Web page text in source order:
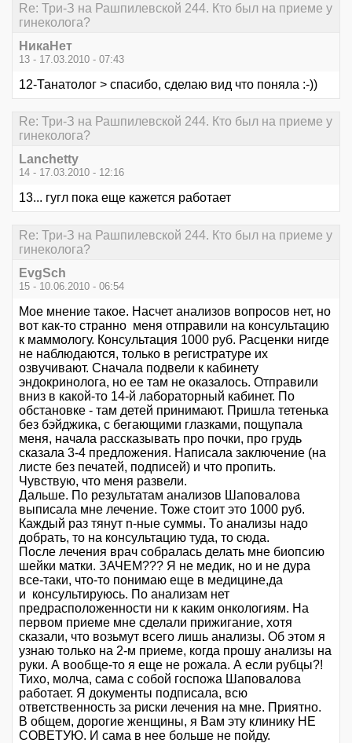
Re: Три-З на Рашпилевской 244. Кто был на приеме у
гинеколога?
НикаНет
13 - 17.03.2010 - 07:43
12-Танатолог > спасибо, сделаю вид что поняла :-))
Re: Три-З на Рашпилевской 244. Кто был на приеме у
гинеколога?
Lanchetty
14 - 17.03.2010 - 12:16
13... гугл пока еще кажется работает
Re: Три-З на Рашпилевской 244. Кто был на приеме у
гинеколога?
EvgSch
15 - 10.06.2010 - 06:54
Мое мнение такое. Насчет анализов вопросов нет, но
вот как-то странно меня отправили на консультацию
к маммологу. Консультация 1000 руб. Расценки нигде
не наблюдаются, только в регистратуре их
озвучивают. Сначала подвели к кабинету
эндокринолога, но ее там не оказалось. Отправили
вниз в какой-то 14-й лабораторный кабинет. По
обстановке - там детей принимают. Пришла тетенька
без бэйджика, с бегающими глазками, пощупала
меня, начала рассказывать про почки, про грудь
сказала 3-4 предложения. Написала заключение (на
листе без печатей, подписей) и что пропить.
Чувствую, что меня развели.
Дальше. По результатам анализов Шаповалова
выписала мне лечение. Тоже стоит это 1000 руб.
Каждый раз тянут n-ные суммы. То анализы надо
добрать, то на консультацию туда, то сюда.
После лечения врач собралась делать мне биопсию
шейки матки. ЗАЧЕМ??? Я не медик, но и не дура
все-таки, что-то понимаю еще в медицине,да
и консультируюсь. По анализам нет
предрасположенности ни к каким онкологиям. На
первом приеме мне сделали прижигание, хотя
сказали, что возьмут всего лишь анализы. Об этом я
узнаю только на 2-м приеме, когда прошу анализы на
руки. А вообще-то я еще не рожала. А если рубцы?!
Тихо, молча, сама с собой госпожа Шаповалова
работает. Я документы подписала, всю
ответственность за риски лечения на мне. Приятно.
В общем, дорогие женщины, я Вам эту клинику НЕ
СОВЕТУЮ. И сама в нее больше не пойду.